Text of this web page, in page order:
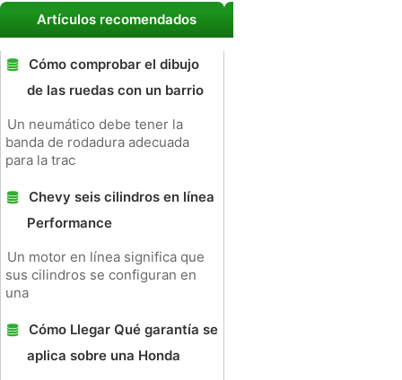
Artículos recomendados
Cómo comprobar el dibujo
de las ruedas con un barrio
Un neumático debe tener la
banda de rodadura adecuada
para la trac
Chevy seis cilindros en línea
Performance
Un motor en línea significa que
sus cilindros se configuran en
una
Cómo Llegar Qué garantía se
aplica sobre una Honda